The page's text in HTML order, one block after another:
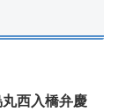
西入橋弁慶